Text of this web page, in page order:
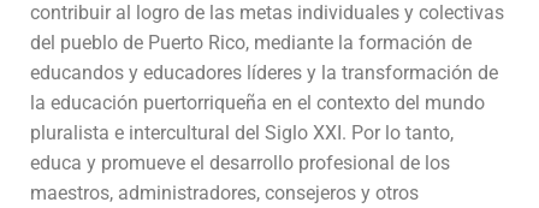
contribuir al logro de las metas individuales y colectivas
del pueblo de Puerto Rico, mediante la formación de
educandos y educadores líderes y la transformación de
la educación puertorriqueña en el contexto del mundo
pluralista e intercultural del Siglo XXI. Por lo tanto,
educa y promueve el desarrollo profesional de los
maestros, administradores, consejeros y otros